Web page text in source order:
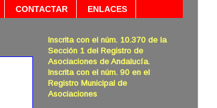
CONTACTAR ENLACES
Inscrita con el núm. 10.370 de la
Sección 1 del Registro de
Asociaciones de Andalucía.
Inscrita con el núm. 90 en el
Registro Municipal de
Asociaciones